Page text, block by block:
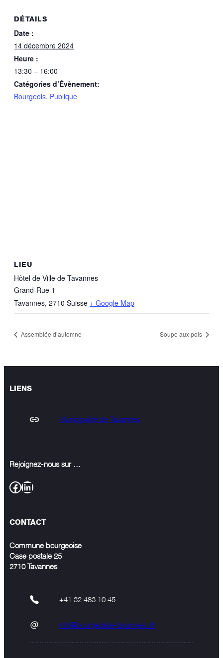
DÉTAILS
Date :
14 décembre 2024
Heure :
13:30 – 16:00
Catégories d’Évènement:
Bourgeois, Publique
LIEU
Hôtel de Ville de Tavannes
Grand-Rue 1
Tavannes, 2710 Suisse + Google Map
Assemblée d’automne Soupe aux pois
LIENS
Municipalité de Tavannes
Rejoignez-nous sur …
Facebook LinkedIn
CONTACT
Commune bourgeoise
Case postale 25
2710 Tavannes
+41 32 483 10 45
info@bourgeoisie-tavannes.ch